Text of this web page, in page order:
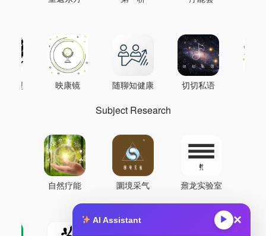
AI Assistant ▶ ×
模型 映康镜 随聊知健康 切切私语
Subject Research
自然疗能 圜境采气 鼐龙实验室